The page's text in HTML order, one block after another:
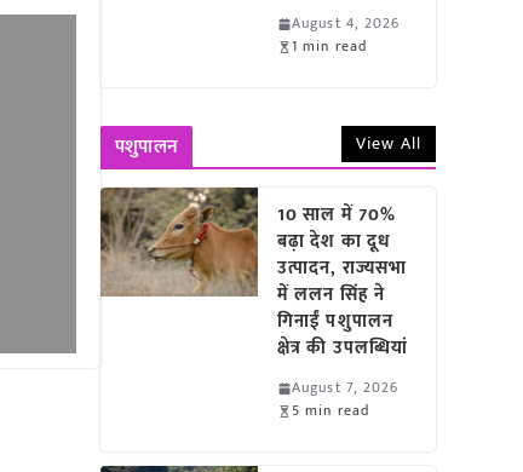
August 4, 2026
1 min read
पशुपालन View All
10 साल में 70%
बढ़ा देश का दूध
उत्पादन, राज्यसभा
में ललन सिंह ने
गिनाईं पशुपालन
क्षेत्र की उपलब्धियां
August 7, 2026
5 min read